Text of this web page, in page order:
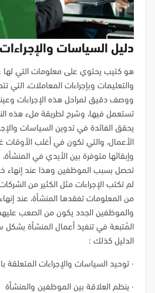
دليل السياسات
هو كتيب يحتوي على معلومات التي لها
والتعليمات وبإجراءات المعاملات، التي
ووصف دقيق لمراحل هذه الإجراءات
تستعمل فيها، وشرح لطريقة ملء هذه
يحقق الفائدة في تدوين السياسات
الأعمال، والتي تكون في أغلب الأوقات
وإبقائها متوفرة بين الأيدي في المنشأة،
تحصل بسبب الموظفين وهذا عند إنهاء
لم تكتب الإجراءات مثل الكثير من
من المعلومات تفقدها المنشأة، عند
والموظفين الجدد يكون من الصعب عليهم
المُتبعة في تنفيذ أعمال المنشأة
الدليل كذلك :
· توحيد السياسات والإجراءات المتعلقة
· ينظم العلاقة بين الموظفين والمنشأة